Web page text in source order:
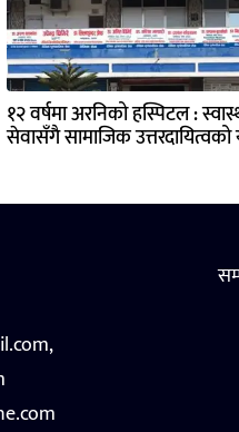
१२ वर्षमा अरनिको हस्पिटल :
सेवासँगै सामाजिक उत्तरदायित्वको